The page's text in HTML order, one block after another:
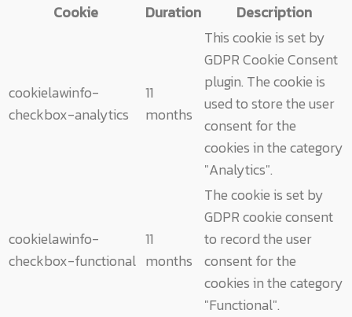
Cookie
Duration Description
cookielawinfo-
checkbox-analytics
11
months
This cookie is set by
GDPR Cookie Consent
plugin. The cookie is
used to store the user
consent for the
cookies in the category
"Analytics".
cookielawinfo-
checkbox-functional
11
months
The cookie is set by
GDPR cookie consent
to record the user
consent for the
cookies in the category
"Functional".